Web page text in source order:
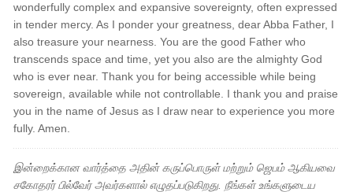
wonderfully complex and expansive sovereignty, often expressed
in tender mercy. As I ponder your greatness, dear Abba Father, I
also treasure your nearness. You are the good Father who
transcends space and time, yet you also are the almighty God
who is ever near. Thank you for being accessible while being
sovereign, available while not controllable. I thank you and praise
you in the name of Jesus as I draw near to experience you more
fully. Amen.
இன்றைக்கான வார்த்தை அதின் கருப்பொருள் மற்றும் ஜெபம் ஆகியவை
சகோதரர் பில்வேர் அவர்களால் எழுதப்படுகிறது. நீங்கள் உங்களுடைய